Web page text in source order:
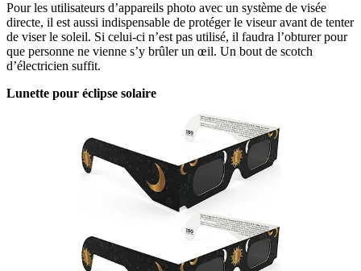
Pour les utilisateurs d’appareils photo avec un système de visée
directe, il est aussi indispensable de protéger le viseur avant de tenter
de viser le soleil. Si celui-ci n’est pas utilisé, il faudra l’obturer pour
que personne ne vienne s’y brûler un œil. Un bout de scotch
d’électricien suffit.
Lunette pour éclipse solaire